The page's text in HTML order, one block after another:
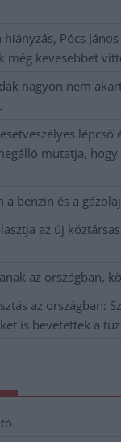
Pócs
még kevesebbet
nagyon nem
lépcső
mutatja,
a benzin és a
az új
az országban,
az országban:
is bevetettek a